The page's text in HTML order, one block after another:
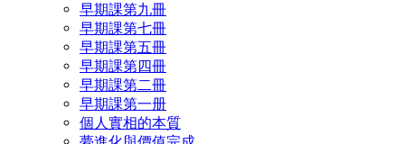
早期課第九冊
早期課第七冊
早期課第五冊
早期課第四冊
早期課第二冊
早期課第一册
個人實相的本質